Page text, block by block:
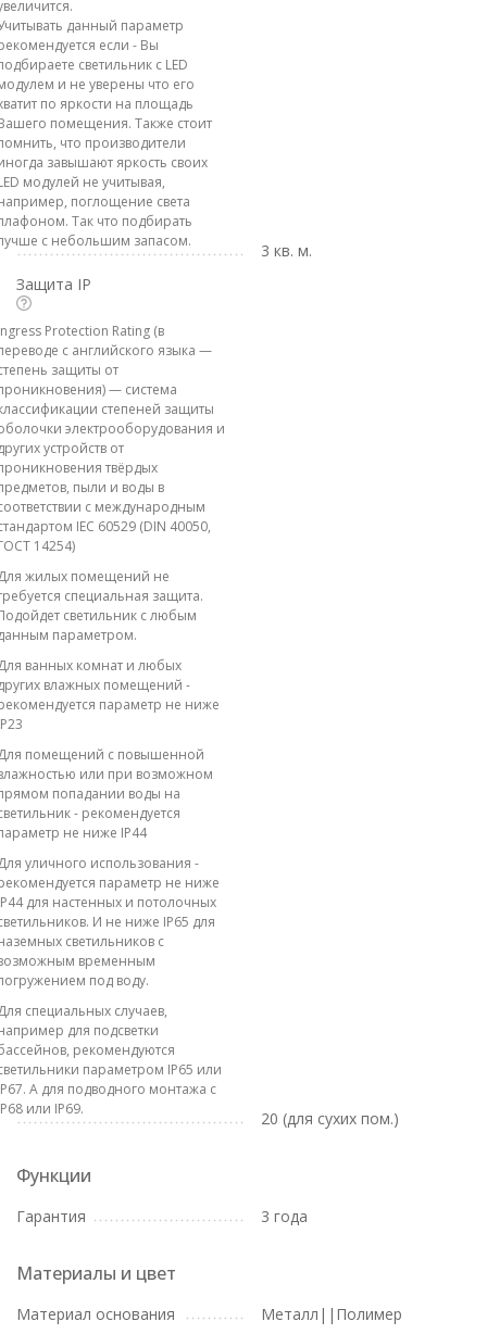
данный параметр
если - Вы
светильник с LED
и не уверены что его
по яркости на площадь
помещения. Также стоит
что производители
завышают яркость своих
модулей не учитывая,
поглощение света
Так что подбирать
с небольшим запасом.
3 кв. м.
Защита IP
Protection Rating (в
с английского языка —
защиты от
— система
степеней защиты
электрооборудования и
устройств от
твёрдых
пыли и воды в
с международным
IEC 60529 (DIN 40050,
14254)
жилых помещений не
специальная защита.
светильник с любым
параметром.
ванных комнат и любых
влажных помещений -
параметр не ниже
помещений с повышенной
или при возможном
попадании воды на
- рекомендуется
не ниже IP44
уличного использования -
параметр не ниже
для настенных и потолочных
И не ниже IP65 для
светильников с
временным
под воду.
специальных случаев,
для подсветки
рекомендуются
параметром IP65 или
А для подводного монтажа с
или IP69.
20 (для сухих пом.)
Функции
Гарантия 3 года
Материалы и цвет
Материал основания Металл||Полимер